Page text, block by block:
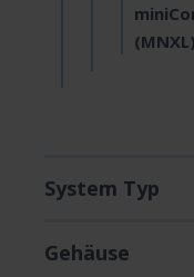
(MNXL)
System Typ
Gehäuse